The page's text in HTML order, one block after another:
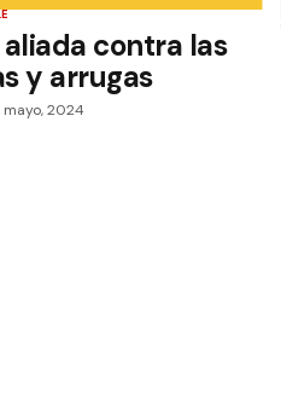
aliada contra las
y arrugas
mayo, 2024